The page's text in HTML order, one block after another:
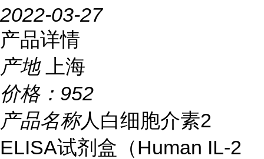
2022-03-27
产品详情
产地
上海
价格： 952
产品名称人白细胞介素2
ELISA试剂盒（Human IL-2